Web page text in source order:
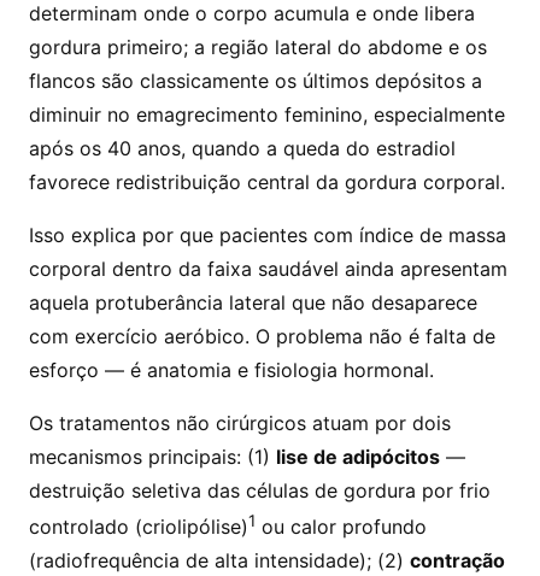
determinam onde o corpo acumula e onde libera
gordura primeiro; a região lateral do abdome e os
flancos são classicamente os últimos depósitos a
diminuir no emagrecimento feminino, especialmente
após os 40 anos, quando a queda do estradiol
favorece redistribuição central da gordura corporal.
Isso explica por que pacientes com índice de massa
corporal dentro da faixa saudável ainda apresentam
aquela protuberância lateral que não desaparece
com exercício aeróbico. O problema não é falta de
esforço — é anatomia e fisiologia hormonal.
Os tratamentos não cirúrgicos atuam por dois
mecanismos principais: (1) lise de adipócitos —
destruição seletiva das células de gordura por frio
controlado (criolipólise)1 ou calor profundo
(radiofrequência de alta intensidade); (2) contração